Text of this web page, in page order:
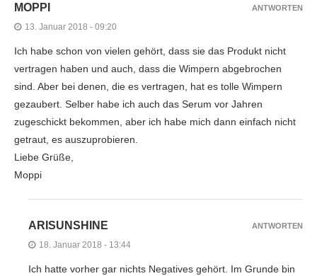
MOPPI
13. Januar 2018 - 09:20
Ich habe schon von vielen gehört, dass sie das Produkt nicht
vertragen haben und auch, dass die Wimpern abgebrochen
sind. Aber bei denen, die es vertragen, hat es tolle Wimpern
gezaubert. Selber habe ich auch das Serum vor Jahren
zugeschickt bekommen, aber ich habe mich dann einfach nicht
getraut, es auszuprobieren.
Liebe Grüße,
Moppi
ANTWORTEN
ARISUNSHINE
18. Januar 2018 - 13:44
Ich hatte vorher gar nichts Negatives gehört. Im Grunde bin
ANTWORTEN